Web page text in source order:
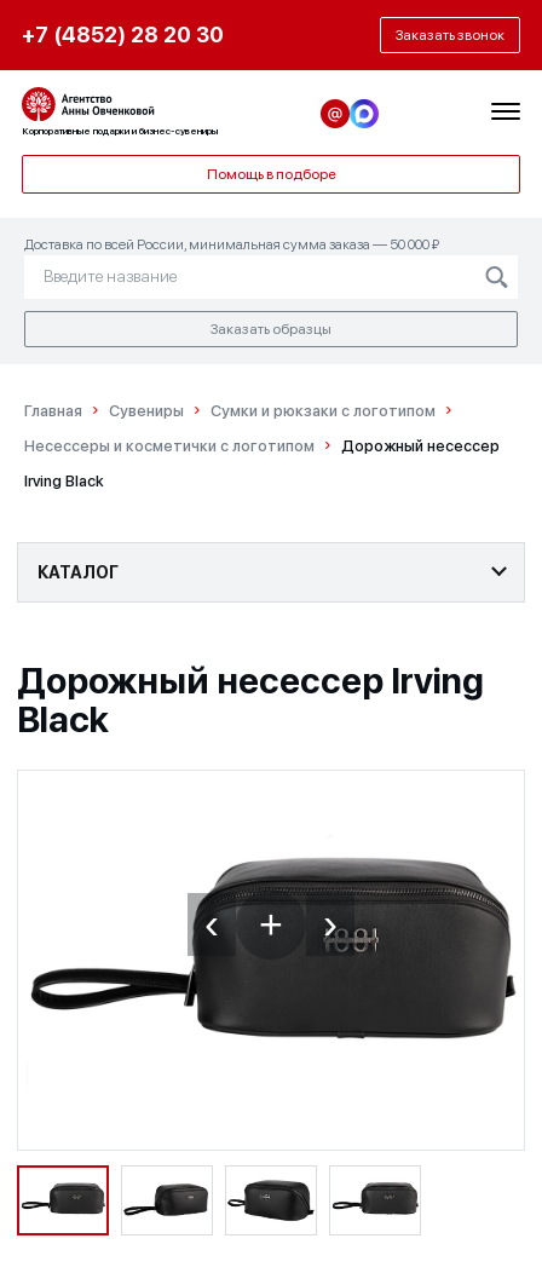
+7 (4852) 28 20 30 Заказать звонок
Корпоративные подарки и бизнес-сувениры
Помощь в подборе
Доставка по всей России, минимальная сумма заказа — 50 000 ₽
Заказать образцы
Главная Сувениры
Сумки и рюкзаки с логотипом
Несессеры и косметички с логотипом
Дорожный несессер
Irving Black
КАТАЛОГ
Дорожный несессер Irving
Black
‹ + ›